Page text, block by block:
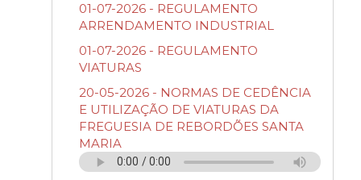
01-07-2026 - REGULAMENTO
ARRENDAMENTO INDUSTRIAL
01-07-2026 - REGULAMENTO
VIATURAS
20-05-2026 - NORMAS DE CEDÊNCIA
E UTILIZAÇÃO DE VIATURAS DA
FREGUESIA DE REBORDÕES SANTA
MARIA